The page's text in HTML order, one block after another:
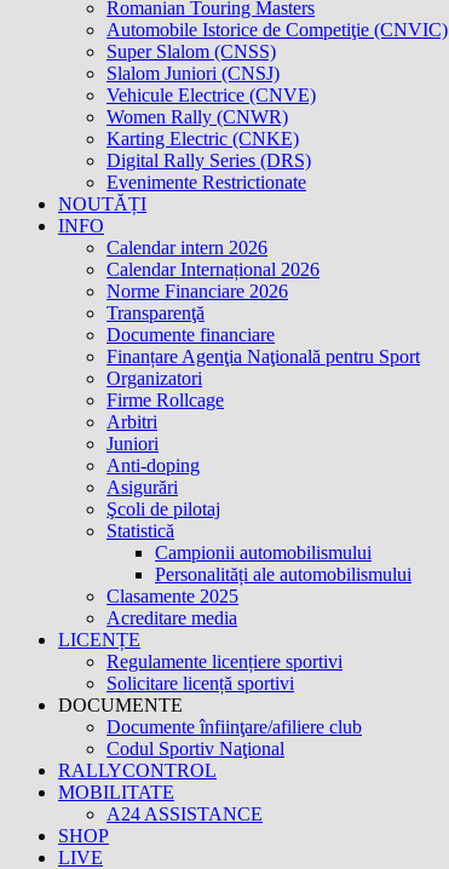
Romanian Touring Masters
Automobile Istorice de Competiţie (CNVIC)
Super Slalom (CNSS)
Slalom Juniori (CNSJ)
Vehicule Electrice (CNVE)
Women Rally (CNWR)
Karting Electric (CNKE)
Digital Rally Series (DRS)
Evenimente Restrictionate
NOUTĂȚI
INFO
Calendar intern 2026
Calendar Internațional 2026
Norme Financiare 2026
Transparenţă
Documente financiare
Finanțare Agenţia Naţională pentru Sport
Organizatori
Firme Rollcage
Arbitri
Juniori
Anti-doping
Asigurări
Şcoli de pilotaj
Statistică
Campionii automobilismului
Personalități ale automobilismului
Clasamente 2025
Acreditare media
LICENȚE
Regulamente licențiere sportivi
Solicitare licență sportivi
DOCUMENTE
Documente înfiinţare/afiliere club
Codul Sportiv Naţional
RALLYCONTROL
MOBILITATE
A24 ASSISTANCE
SHOP
LIVE